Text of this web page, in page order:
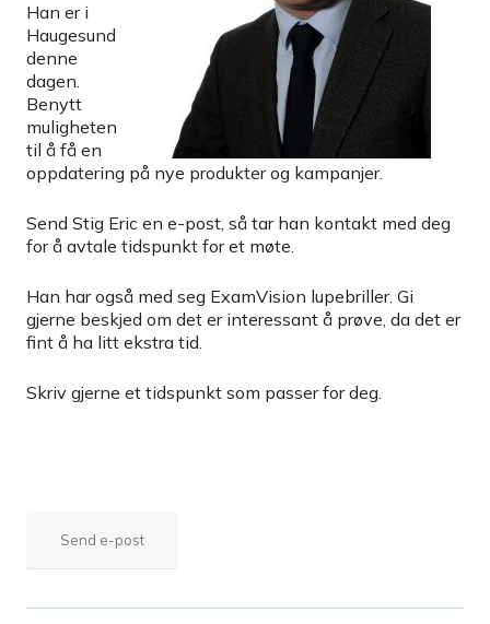
Han er i
Haugesund
denne
dagen.
Benytt
muligheten
til å få en
oppdatering på nye produkter og kampanjer.
Send Stig Eric en e-post, så tar han kontakt med deg
for å avtale tidspunkt for et møte.
Han har også med seg ExamVision lupebriller. Gi
gjerne beskjed om det er interessant å prøve, da det er
fint å ha litt ekstra tid.
Skriv gjerne et tidspunkt som passer for deg.
Send e-post